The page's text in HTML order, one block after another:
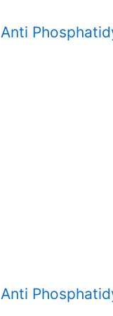
Anti
Anti